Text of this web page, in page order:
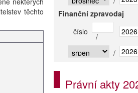
těchto
Finanční zpravodaj
číslo
/
/
Právní akty